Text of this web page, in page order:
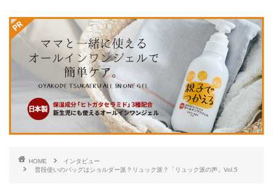
HOME
インタビュー
普段使いのバッグはショルダー派？リュック派？「リュック派の声」Vol.5